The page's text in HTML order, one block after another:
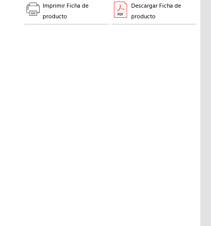
Imprimir Ficha de
producto
Descargar Ficha de
producto